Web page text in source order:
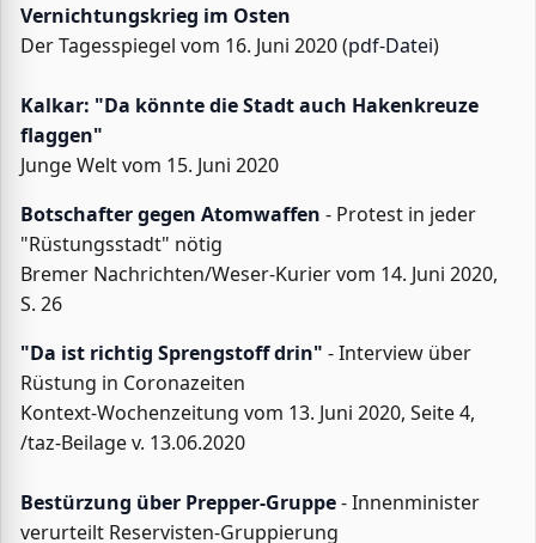
Vernichtungskrieg im Osten
Der Tagesspiegel vom 16. Juni 2020 (pdf-Datei)
Kalkar: "Da könnte die Stadt auch Hakenkreuze
flaggen"
Junge Welt vom 15. Juni 2020
Botschafter gegen Atomwaffen - Protest in jeder
"Rüstungsstadt" nötig
Bremer Nachrichten/Weser-Kurier vom 14. Juni 2020,
S. 26
"Da ist richtig Sprengstoff drin" - Interview über
Rüstung in Coronazeiten
Kontext-Wochenzeitung vom 13. Juni 2020, Seite 4,
/taz-Beilage v. 13.06.2020
Bestürzung über Prepper-Gruppe- Innenminister
verurteilt Reservisten-Gruppierung